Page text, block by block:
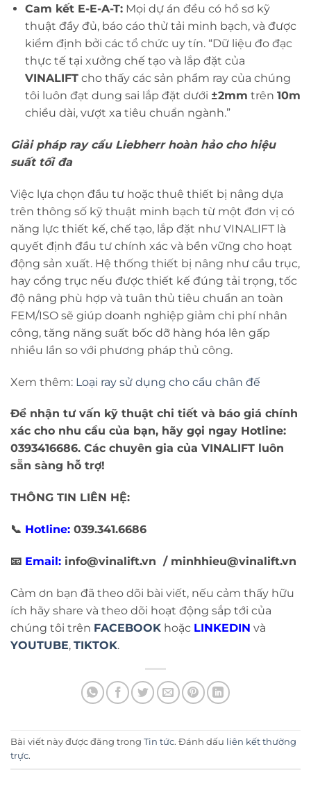
Cam kết E-E-A-T:Mọi dự án đều có hồ sơ kỹ
thuật đầy đủ, báo cáo thử tải minh bạch, và được
kiểm định bởi các tổ chức uy tín. “Dữ liệu đo đạc
thực tế tại xưởng chế tạo và lắp đặt của
VINALIFTcho thấy các sản phẩm ray của chúng
tôi luôn đạt dung sai lắp đặt dưới ±2mm trên 10m
chiều dài, vượt xa tiêu chuẩn ngành.”
Giải pháp ray cẩu Liebherr hoàn hảo cho hiệu
suất tối đa
Việc lựa chọn đầu tư hoặc thuê thiết bị nâng dựa
trên thông số kỹ thuật minh bạch từ một đơn vị có
năng lực thiết kế, chế tạo, lắp đặt như VINALIFT là
quyết định đầu tư chính xác và bền vững cho hoạt
động sản xuất. Hệ thống thiết bị nâng như cầu trục,
hay cổng trục nếu được thiết kế đúng tải trọng, tốc
độ nâng phù hợp và tuân thủ tiêu chuẩn an toàn
FEM/ISO sẽ giúp doanh nghiệp giảm chi phí nhân
công, tăng năng suất bốc dỡ hàng hóa lên gấp
nhiều lần so với phương pháp thủ công.
Xem thêm: Loại ray sử dụng cho cẩu chân đế
Để nhận tư vấn kỹ thuật chi tiết và báo giá chính
xác cho nhu cầu của bạn, hãy gọi ngay Hotline:
0393416686. Các chuyên gia của VINALIFT luôn
sẵn sàng hỗ trợ!
THÔNG TIN LIÊN HỆ:
📞 Hotline: 039.341.6686
📧 Email: info@vinalift.vn / minhhieu@vinalift.vn
Cảm ơn bạn đã theo dõi bài viết, nếu cảm thấy hữu
ích hãy share và theo dõi hoạt động sắp tới của
chúng tôi trên FACEBOOK hoặc LINKEDIN và
YOUTUBE, TIKTOK.
Bài viết này được đăng trong Tin tức. Đánh dấu liên kết thường
trực.